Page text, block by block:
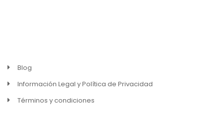
Blog
Información Legal y Política de Privacidad
Términos y condiciones